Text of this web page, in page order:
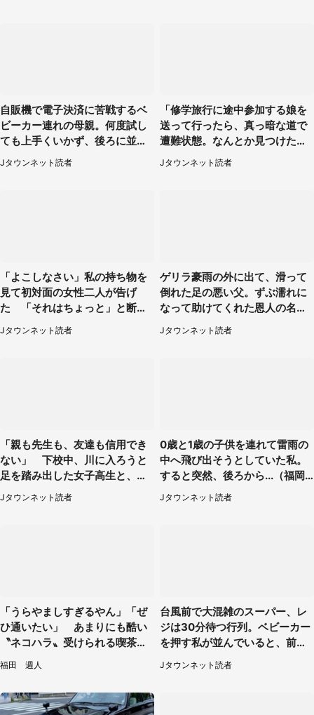
自販機で電子決済に苦戦するベ
ビーカー連れの母親。何度試し
ても上手くいかず、後ろに並ん
でた私は思わず...（埼玉県・20
代女性）
Jタウンネット読者
「修学旅行に途中参加する娘を
送って行ったら、真っ暗な道で
遭難状態。なんとか見つけた民
家に助けを求めると、住人の男
性が...」
Jタウンネット読者
「よこしなさい」私の持ち物を
見て初対面の女性二人が告げ
た 「それはちょっと」と断っ
たわけ（東京都・40代女性）
Jタウンネット読者
ゲリラ豪雨の外に出て、滑って
倒れた足の悪い父。ずぶ濡れに
なって助けてくれた恩人の名前
Jタウンネット読者
「親も先生も、友達も信用でき
ない」 下校中、川に入ろうと
足を踏み出した女子高生と、彼
女を止めた予想外の存在
Jタウンネット読者
0歳と1歳の子供を連れて雷雨の
中へ飛び出そうとしていた私。
すると突然、後ろから...（福岡
県・30代女性）
Jタウンネット読者
「うらやましすぎるやん」「ぜ
ひ通いたい」 あまりにも酷い
〝ネコハラ〟受けられる喫茶店
に5.3万人驚がく
福田 週人
台風前で大混雑のスーパー、レ
ジは30分待つ行列。ベビーカー
を押す私が並んでいると、前の
Jタウンネット読者